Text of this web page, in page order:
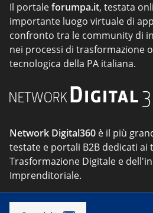
Il portaleforumpa.it, testata
importante luogo virtuale di
confronto tra le community di
nei processi di trasformazione
tecnologica della PA italiana.
Network Digital360 è il più
testate e portali B2B dedicati ai
Trasformazione Digitale e
Imprenditoriale.